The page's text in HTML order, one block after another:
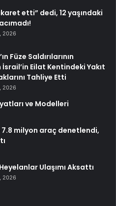
etti” dedi, 12 yaşındaki
2026
Füze Saldırılarının
İsrail’in Eilat Kentindeki Yakıt
Tahliye Etti
2026
ve Modelleri
milyon araç denetlendi,
Ulaşımı Aksattı
2026